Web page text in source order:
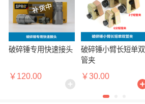
破碎锤专用快速接头
￥120.00
破碎锤小臂长短单双
管夹
￥30.00